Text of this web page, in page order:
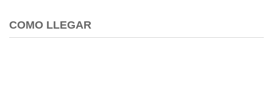
COMO LLEGAR
Consulta Pago de Impuesto